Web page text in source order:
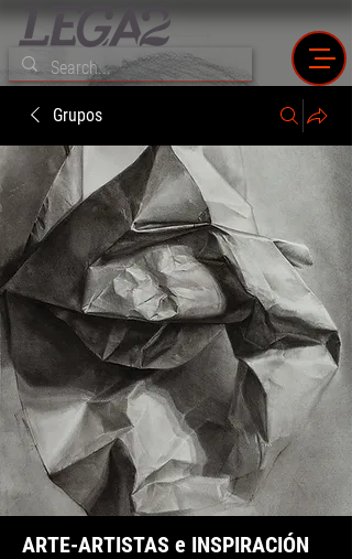
Grupos
ARTE-ARTISTAS e INSPIRACIÓN